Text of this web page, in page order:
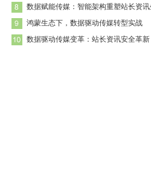
数据赋能传媒：智能架构重塑站长资
鸿蒙生态下，数据驱动传媒转型实战
数据驱动传媒变革：站长资讯安全革新